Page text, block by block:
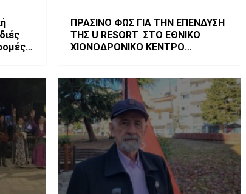
–
ΠΡΑΣΙΝΟ ΦΩΣ ΓΙΑ ΤΗΝ ΕΠΕΝΔΥΣΗ
ΤΗΣ U RESORT ΣΤΟ ΕΘΝΙΚΟ
ΧΙΟΝΟΔΡΟΝΙΚΟ ΚΕΝΤΡΟ